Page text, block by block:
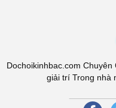
Dochoikinhbac.com
giải trí Trong nhà